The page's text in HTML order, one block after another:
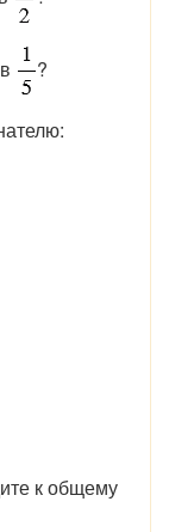
?
к общему